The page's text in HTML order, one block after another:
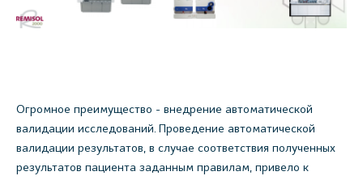
Огромное преимущество - внедрение автоматической
валидации исследований. Проведение автоматической
валидации результатов, в случае соответствия полученных
результатов пациента заданным правилам, привело к